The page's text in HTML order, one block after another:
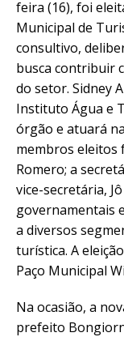
feira (16), foi
Municipal de
consultivo,
busca contribuir
do setor. Sidney
Instituto Água e
órgão e atuará
membros eleitos
Romero; a
vice-secretária,
governamentais
a diversos
turística. A
Paço Municipal
Na ocasião, a
prefeito